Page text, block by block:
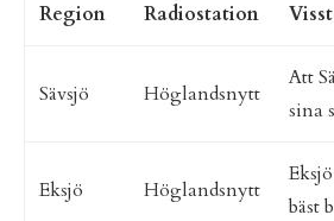
Region Radiostation
Sävsjö Höglandsnytt
Att
sina
Eksjö Höglandsnytt
bäst